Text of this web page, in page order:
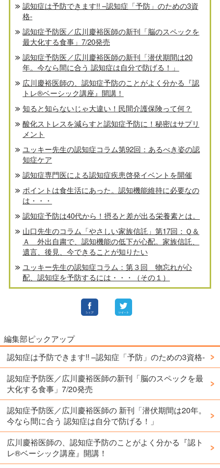
認知症は予防できます!! –認知症「予防」のための3資
格-
認知症予防医／広川慶裕医師の新刊「脳のスペックを
最大化する食事」7/20発売
認知症予防医／広川慶裕医師の新刊「潜伏期間は20
年。今なら間に合う 認知症は自分で防げる！」
広川慶裕医師の、認知症予防のことがよく分かる『認
トレ®️ベーシック講座』開講！
知ると知らないじゃ大違い！民間介護保険って何？
酸化ストレスを減らすと認知症予防に！秘密はサプリ
メント
ユッキー先生の認知症コラム第92回：あるべき姿の認
知症ケア
認知症専門医による認知症疾患啓発イベントを開催
ポイントは食生活にあった。認知機能維持に必要なの
は・・・
認知症予防は40代から！摂ると差が出る栄養素とは。
山口先生のコラム「やさしい家族信託」第17回：Ｑ＆
Ａ 外出自粛で、認知機能の低下が心配。家族信託、
遺言、後見、今できることが知りたい
ユッキー先生の認知症コラム：第３回 物忘れが心
配、認知症を予防するには・・・（その１）
編集部ピックアップ
認知症は予防できます!! –認知症「予防」のための3資格-
認知症予防医／広川慶裕医師の新刊「脳のスペックを最
大化する食事」7/20発売
認知症予防医／広川慶裕医師の 新刊「潜伏期間は20年。
今なら間に合う 認知症は自分で防げる！」
広川慶裕医師の、認知症予防のことがよく分かる『認ト
レ®️ベーシック講座』開講！